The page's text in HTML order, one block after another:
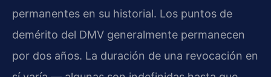
permanentes en su historial. Los puntos de
demérito del DMV generalmente permanecen
por dos años. La duración de una revocación en